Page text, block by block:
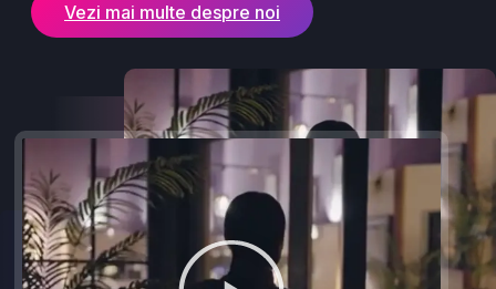
Vezi mai multe despre noi